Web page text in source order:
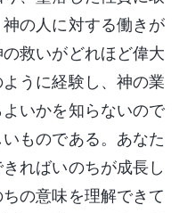
の人に対する働きが
救いがどれほど偉大
うに経験し、神の業
いかを知らないので
ものである。あなた
ればいのちが成長し
の意味を理解できて